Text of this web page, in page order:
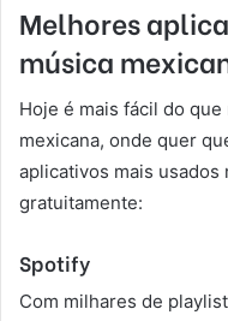
Melhores
música
Hoje é mais fácil do
mexicana, onde quer
aplicativos mais
gratuitamente:
Spotify
Com milhares de